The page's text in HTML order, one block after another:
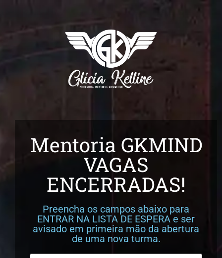
Mentoria GKMIND
VAGAS
ENCERRADAS!
Preencha os campos abaixo para
ENTRAR NA LISTA DE ESPERA e ser
avisado em primeira mão da abertura
de uma nova turma.